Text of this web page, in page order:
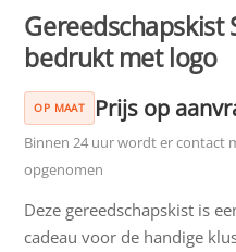
Gereedschapskist
bedrukt met logo
OP MAAT Prijs op
Binnen 24 uur wordt er contact
opgenomen
Deze gereedschapskist is
cadeau voor de handige